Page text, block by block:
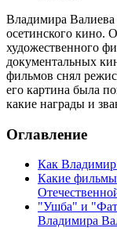
Владимира
осетинского кино.
художественного
документальных
фильмов снял
его картина была
какие награды и
Оглавление
Как Владимир
Какие
"Ушба" и
Владимира